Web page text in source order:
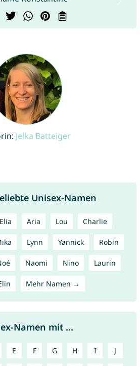
Jelka Batteiger
Unisex-Namen
Elia Aria Lou Charlie
Lynn Yannick Robin
Naomi Nino Laurin
Mehr Namen →
Namen mit ...
E F G H I J